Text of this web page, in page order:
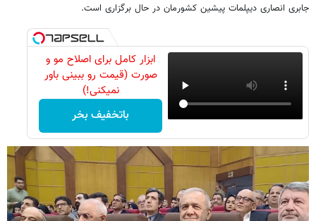
جابری انصاری دیپلمات پیشین کشورمان در حال برگزاری است.
ابزار کامل برای اصلاح مو و
صورت (قیمت رو ببینی باور
نمیکنی!)
باتخفیف بخر